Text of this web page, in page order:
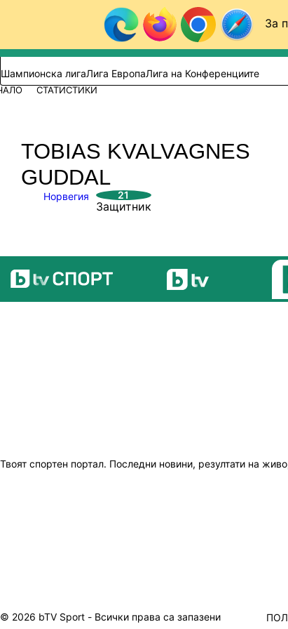
За
Към съдържанието
Търси в сайта
ВИДЕО ФУТБОЛ
Шампионска лигаЛига ЕвропаЛига на Конференциите
СТАТИСТИКИ
TOBIAS KVALVAGNES
GUDDAL
Норвегия 21
Защитник
Твоят спортен портал. Последни новини, резултати на
© 2026 bTV Sport - Всички права са запазени